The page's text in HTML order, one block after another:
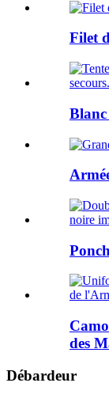
Filet
des
Débardeur